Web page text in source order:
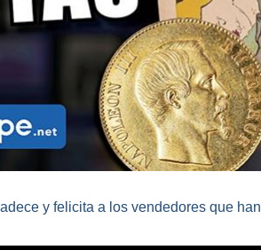
y felicita a los vendedores que